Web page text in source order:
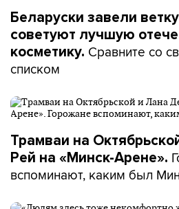
Беларуски завели
советуют лучшую
косметику. Сравните со
списком
Трамваи на
Рей на «Минск-Арене».
вспоминают, каким был